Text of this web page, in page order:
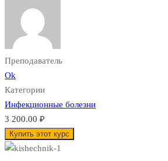
Преподаватель
Ok
Категории
Инфекционные болезни
3 200.00 ₽
Купить этот курс